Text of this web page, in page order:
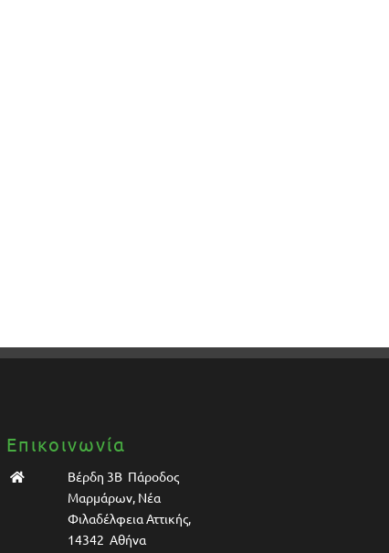
Επικοινωνία
Βέρδη 3Β Πάροδος
Μαρμάρων, Νέα
Φιλαδέλφεια Αττικής,
14342 Αθήνα